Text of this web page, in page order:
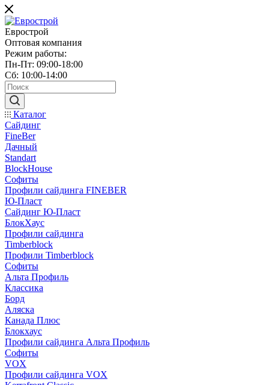
Еврострой
Оптовая компания
Режим работы:
Пн-Пт: 09:00-18:00
Сб: 10:00-14:00
Каталог
Сайдинг
FineBer
Дачный
Standart
BlockHouse
Софиты
Профили сайдинга FINEBER
Ю-Пласт
Сайдинг Ю-Пласт
БлокХаус
Профили сайдинга
Timberblock
Профили Timberblock
Софиты
Альта Профиль
Классика
Борд
Аляска
Канада Плюс
Блокхаус
Профили сайдинга Альта Профиль
Софиты
VOX
Профили сайдинга VOX